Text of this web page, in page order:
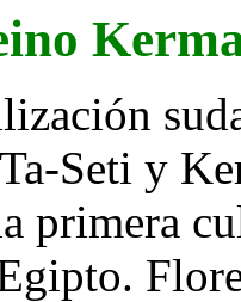
Seti y
primera